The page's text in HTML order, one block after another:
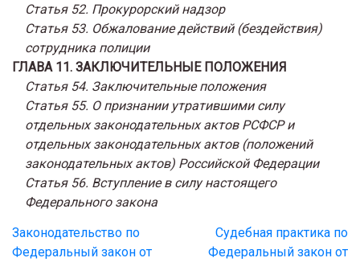
Статья 52. Прокурорский надзор
Статья 53. Обжалование действий (бездействия)
сотрудника полиции
ГЛАВА 11. ЗАКЛЮЧИТЕЛЬНЫЕ ПОЛОЖЕНИЯ
Статья 54. Заключительные положения
Статья 55. О признании утратившими силу
отдельных законодательных актов РСФСР и
отдельных законодательных актов (положений
законодательных актов) Российской Федерации
Статья 56. Вступление в силу настоящего
Федерального закона
Законодательство по
Федеральный закон от
Судебная практика по
Федеральный закон от